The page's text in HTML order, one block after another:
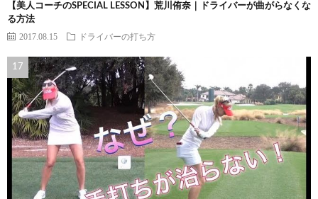
【美人コーチのSPECIAL LESSON】荒川侑奈｜ドライバーが曲がらなくな
る方法
2017.08.15 ドライバーの打ち方